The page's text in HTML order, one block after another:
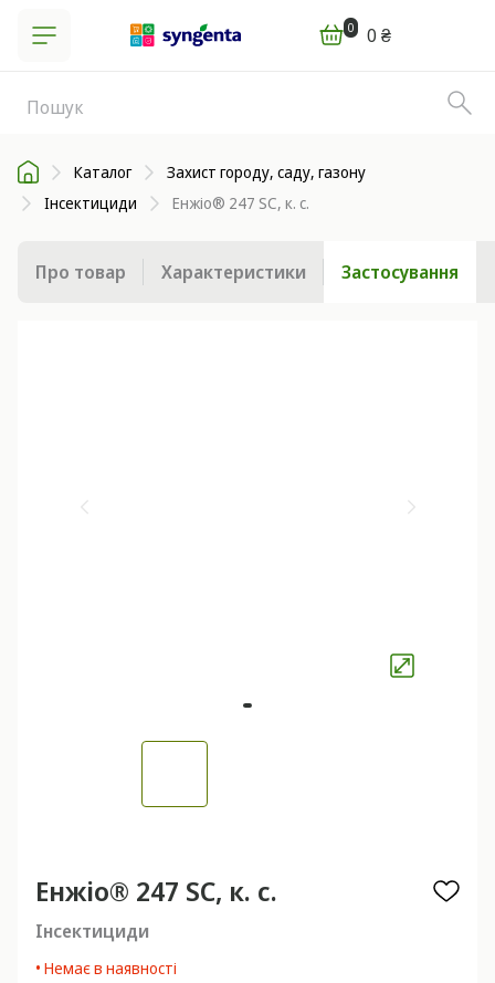
0 0 ₴
Каталог
Захист городу, саду, газону
Інсектициди
Енжіо® 247 SC, к. с.
Про товар Характеристики Застосування
Енжіо® 247 SC, к. с.
Інсектициди
• Немає в наявності